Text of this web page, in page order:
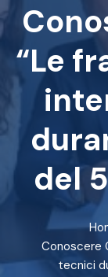
“Le
del
Conoscere
tecnici